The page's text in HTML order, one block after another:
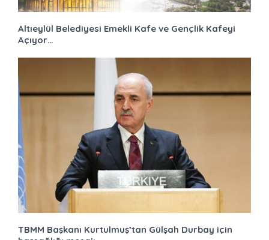
Altıeylül Belediyesi Emekli Kafe ve Gençlik Kafeyi
Açıyor…
TBMM Başkanı Kurtulmuş’tan Gülşah Durbay için